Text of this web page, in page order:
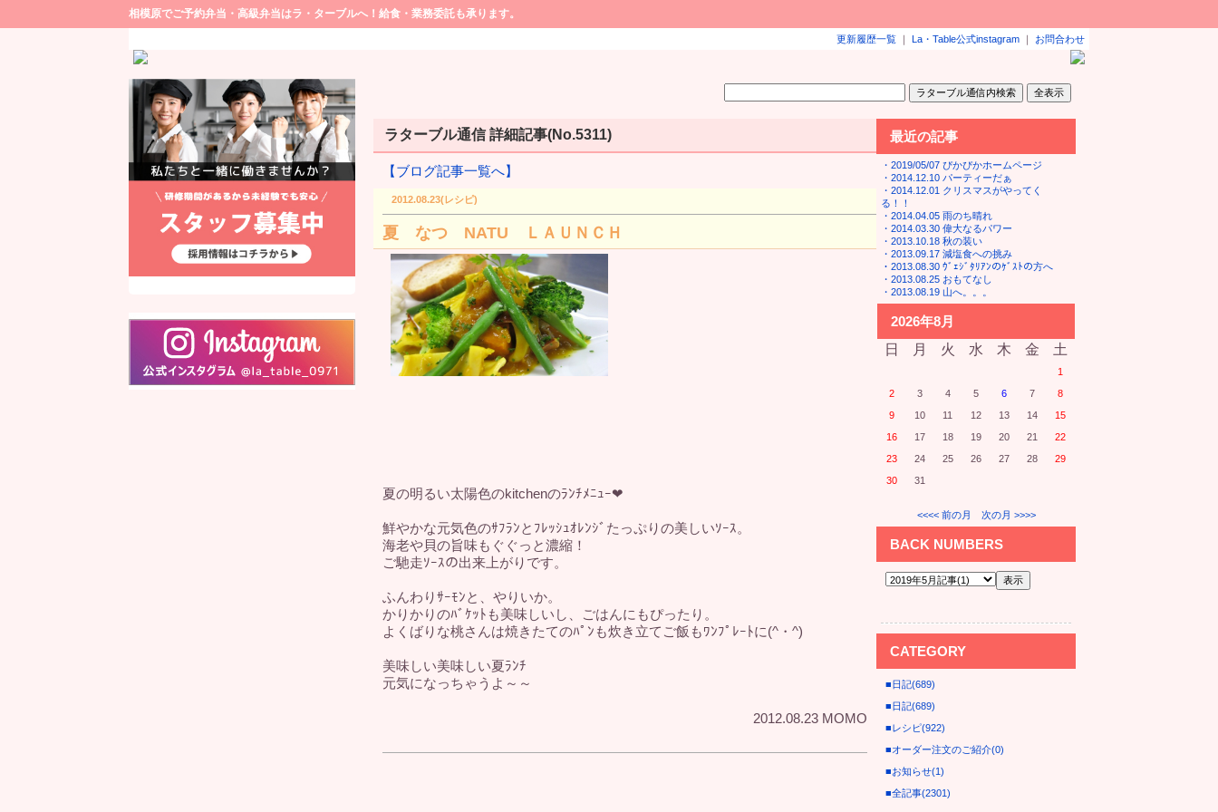
相模原でご予約弁当・高級弁当はラ・ターブルへ！給食・業務委託も承ります。
更新履歴一覧 ｜ La・Table公式instagram ｜ お問合わせ
ラターブル通信 詳細記事(No.5311)
【ブログ記事一覧へ】
2012.08.23(レシピ)
夏 なつ NATU ＬＡＵＮＣＨ
夏の明るい太陽色のkitchenのﾗﾝﾁﾒﾆｭｰ❤
鮮やかな元気色のｻﾌﾗﾝとﾌﾚｯｼｭｵﾚﾝｼﾞたっぷりの美しいｿｰｽ。
海老や貝の旨味もぐぐっと濃縮！
ご馳走ｿｰｽの出来上がりです。
ふんわりｻｰﾓﾝと、やりいか。
かりかりのﾊﾞｹｯﾄも美味しいし、ごはんにもぴったり。
よくばりな桃さんは焼きたてのﾊﾟﾝも炊き立てご飯もﾜﾝﾌﾟﾚｰﾄに(^・^)
美味しい美味しい夏ﾗﾝﾁ
元気になっちゃうよ～～
2012.08.23 MOMO
最近の記事
・2019/05/07 ぴかぴかホームページ
・2014.12.10 パーティーだぁ
・2014.12.01 クリスマスがやってく
る！！
・2014.04.05 雨のち晴れ
・2014.03.30 偉大なるパワー
・2013.10.18 秋の装い
・2013.09.17 減塩食への挑み
・2013.08.30 ｳﾞｪｼﾞﾀﾘｱﾝのｹﾞｽﾄの方へ
・2013.08.25 おもてなし
・2013.08.19 山へ。。。
2026年8月
日
月 火 水 木 金 土
1
2
3 4 5 6 7
8
9
10 11 12 13 14
15
16
17 18 19 20 21
22
23
24 25 26 27 28
29
30
31
<<<< 前の月 次の月 >>>>
BACK NUMBERS
CATEGORY
■日記(689)
■日記(689)
■レシピ(922)
■オーダー注文のご紹介(0)
■お知らせ(1)
■全記事(2301)